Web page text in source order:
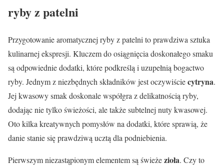
ryby z patelni
Przygotowanie aromatycznej ryby z patelni to prawdziwa sztuka
kulinarnej ekspresji. Kluczem do osiągnięcia doskonałego smaku
są odpowiednie dodatki, które podkreślą i uzupełnią bogactwo
ryby. Jednym z niezbędnych składników jest oczywiściecytryna.
Jej kwasowy smak doskonale współgra z delikatnością ryby,
dodając nie tylko świeżości, ale także subtelnej nuty kwasowej.
Oto kilka kreatywnych pomysłów na dodatki, które sprawią, że
danie stanie się prawdziwą ucztą dla podniebienia.
Pierwszym niezastąpionym elementem są świeżezioła. Czy to